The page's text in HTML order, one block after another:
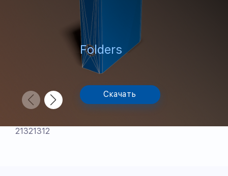
Folders
Скачать
21321312